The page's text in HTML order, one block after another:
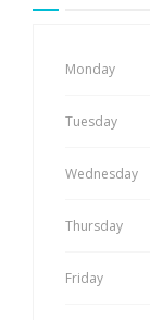
Monday
Tuesday
Wednesday
Thursday
Friday